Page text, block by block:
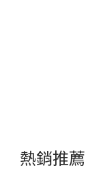
熱銷推薦